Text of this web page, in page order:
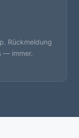
Rückmeldung
— immer.